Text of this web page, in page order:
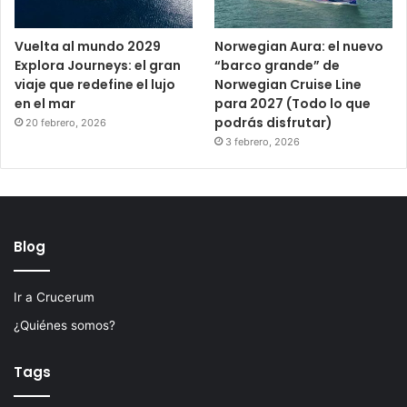
Vuelta al mundo 2029
Explora Journeys: el gran
viaje que redefine el lujo
en el mar
20 febrero, 2026
Norwegian Aura: el nuevo
“barco grande” de
Norwegian Cruise Line
para 2027 (Todo lo que
podrás disfrutar)
3 febrero, 2026
Blog
Ir a Crucerum
¿Quiénes somos?
Tags